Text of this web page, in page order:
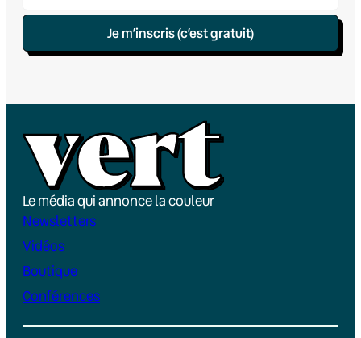
Je m’inscris (c’est gratuit)
Le média qui annonce la couleur
Newsletters
Vidéos
Boutique
Conférences